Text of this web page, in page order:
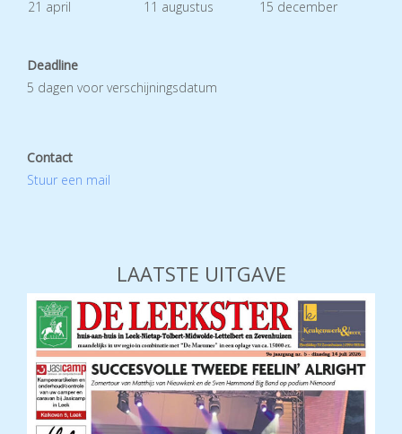
21 april 11 augustus 15 december
Deadline
5 dagen voor verschijningsdatum
Contact
Stuur een mail
LAATSTE UITGAVE